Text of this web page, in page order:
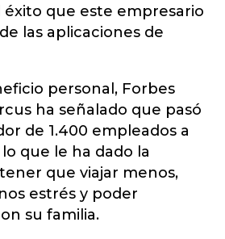
éxito que este empresario
las aplicaciones de
personal, Forbes
ha señalado que pasó
de 1.400 empleados a
que le ha dado la
que viajar menos,
estrés y poder
su familia.